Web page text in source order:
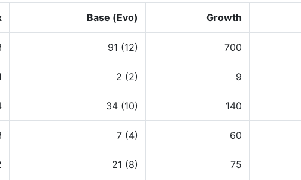
Base (Evo) Growth
91 (12) 700
2 (2) 9
34 (10) 140
7 (4) 60
21 (8) 75